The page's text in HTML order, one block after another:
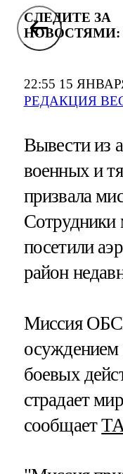
22:55 15
РЕДАКЦИЯ
СЛЕДИТЕ ЗА
НОВОСТЯМИ:
Вывести из
военных и
призвала
посетили
район
Миссия
боевых
страдает
сообщает